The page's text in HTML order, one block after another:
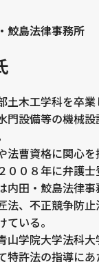
鮫島法律事務所
土木工学科を卒
門設備等の機械
法曹資格に関心
０８年に弁護士
内田・鮫島法律
法、不正競争防
いる。
山学院大学法科大
特許法の指導に